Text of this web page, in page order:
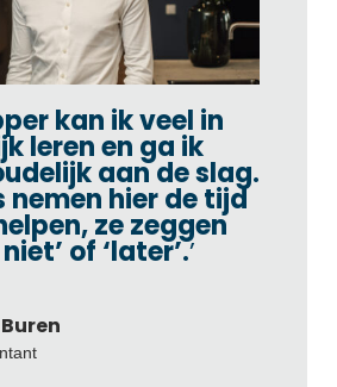
kan ik veel in
leren en ga ik
aan de slag.
nemen hier de tijd
ze zeggen
of ‘later’.